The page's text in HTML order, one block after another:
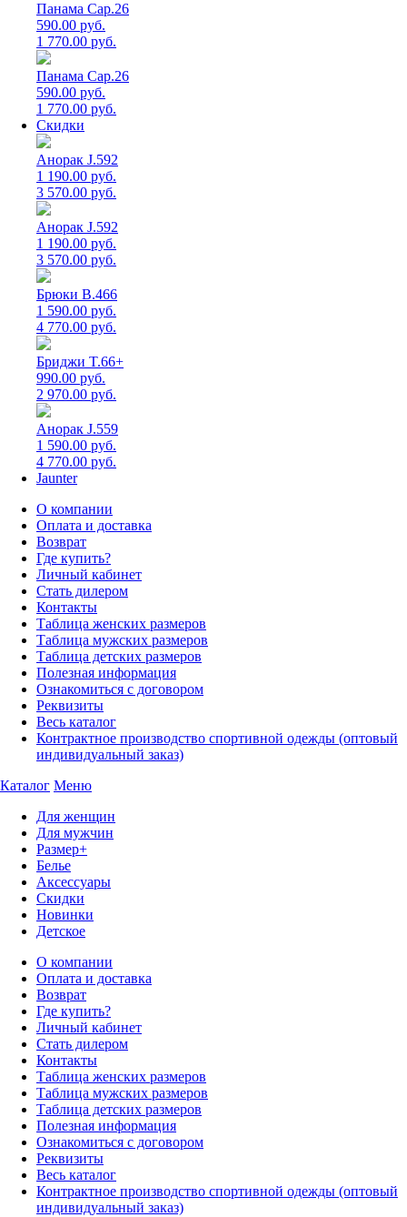
Панама Cap.26
590.00 руб.
1 770.00 руб.
Панама Cap.26
590.00 руб.
1 770.00 руб.
Скидки
Анорак J.592
1 190.00 руб.
3 570.00 руб.
Анорак J.592
1 190.00 руб.
3 570.00 руб.
Брюки B.466
1 590.00 руб.
4 770.00 руб.
Бриджи T.66+
990.00 руб.
2 970.00 руб.
Анорак J.559
1 590.00 руб.
4 770.00 руб.
Jaunter
О компании
Оплата и доставка
Возврат
Где купить?
Личный кабинет
Стать дилером
Контакты
Таблица женских размеров
Таблица мужских размеров
Таблица детских размеров
Полезная информация
Ознакомиться с договором
Реквизиты
Весь каталог
Контрактное производство спортивной одежды (оптовый
индивидуальный заказ)
Каталог Меню
Для женщин
Для мужчин
Размер+
Белье
Аксессуары
Скидки
Новинки
Детское
О компании
Оплата и доставка
Возврат
Где купить?
Личный кабинет
Стать дилером
Контакты
Таблица женских размеров
Таблица мужских размеров
Таблица детских размеров
Полезная информация
Ознакомиться с договором
Реквизиты
Весь каталог
Контрактное производство спортивной одежды (оптовый
индивидуальный заказ)